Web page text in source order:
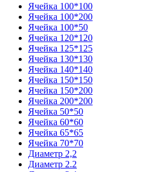
Ячейка 100*100
Ячейка 100*200
Ячейка 100*50
Ячейка 120*120
Ячейка 125*125
Ячейка 130*130
Ячейка 140*140
Ячейка 150*150
Ячейка 150*200
Ячейка 200*200
Ячейка 50*50
Ячейка 60*60
Ячейка 65*65
Ячейка 70*70
Диаметр 2,2
Диаметр 2.2